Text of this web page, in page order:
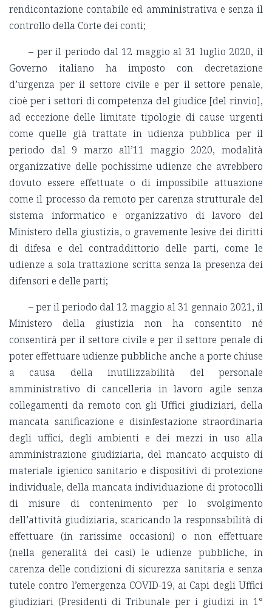
rendicontazione contabile ed amministrativa e senza il
controllo della Corte dei conti;
– per il periodo dal 12 maggio al 31 luglio 2020, il
Governo italiano ha imposto con decretazione
d’urgenza per il settore civile e per il settore penale,
cioè per i settori di competenza del giudice [del rinvio],
ad eccezione delle limitate tipologie di cause urgenti
come quelle già trattate in udienza pubblica per il
periodo dal 9 marzo all’11 maggio 2020, modalità
organizzative delle pochissime udienze che avrebbero
dovuto essere effettuate o di impossibile attuazione
come il processo da remoto per carenza strutturale del
sistema informatico e organizzativo di lavoro del
Ministero della giustizia, o gravemente lesive dei diritti
di difesa e del contraddittorio delle parti, come le
udienze a sola trattazione scritta senza la presenza dei
difensori e delle parti;
– per il periodo dal 12 maggio al 31 gennaio 2021, il
Ministero della giustizia non ha consentito né
consentirà per il settore civile e per il settore penale di
poter effettuare udienze pubbliche anche a porte chiuse
a causa della inutilizzabilità del personale
amministrativo di cancelleria in lavoro agile senza
collegamenti da remoto con gli Uffici giudiziari, della
mancata sanificazione e disinfestazione straordinaria
degli uffici, degli ambienti e dei mezzi in uso alla
amministrazione giudiziaria, del mancato acquisto di
materiale igienico sanitario e dispositivi di protezione
individuale, della mancata individuazione di protocolli
di misure di contenimento per lo svolgimento
dell’attività giudiziaria, scaricando la responsabilità di
effettuare (in rarissime occasioni) o non effettuare
(nella generalità dei casi) le udienze pubbliche, in
carenza delle condizioni di sicurezza sanitaria e senza
tutele contro l’emergenza COVID-19, ai Capi degli Uffici
giudiziari (Presidenti di Tribunale per i giudizi in 1°